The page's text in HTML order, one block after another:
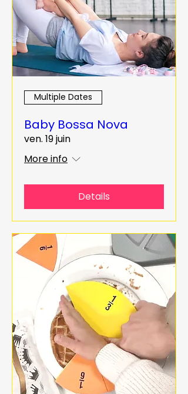
Multiple Dates
Baby Bossa Nova
ven. 19 juin
More info
Details